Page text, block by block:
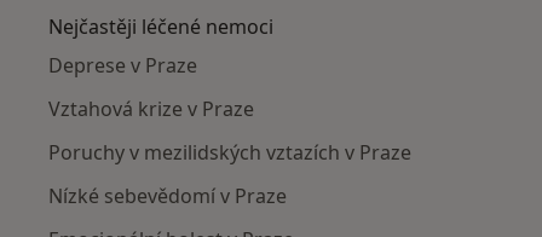
Nejčastěji léčené nemoci
Deprese v Praze
Vztahová krize v Praze
Poruchy v mezilidských vztazích v Praze
Nízké sebevědomí v Praze